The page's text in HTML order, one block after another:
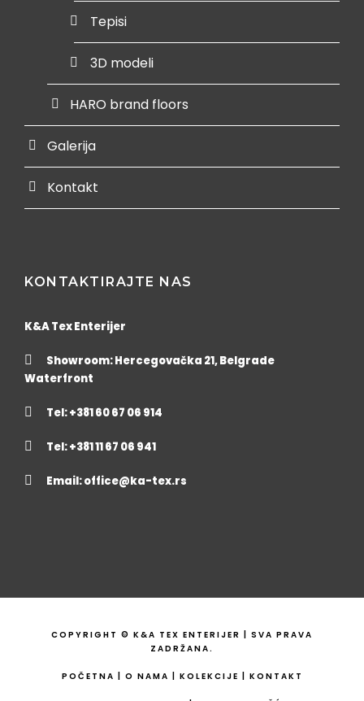
Tepisi
3D modeli
HARO brand floors
Galerija
Kontakt
KONTAKTIRAJTE NAS
K&A Tex Enterijer
Showroom: Hercegovačka 21, Belgrade
Waterfront
Tel: +381 60 67 06 914
Tel: +381 11 67 06 941
Email:office@ka-tex.rs
COPYRIGHT © K&A TEX ENTERIJER | SVA PRAVA
ZADRŽANA.
POČETNA | O NAMA | KOLEKCIJE | KONTAKT